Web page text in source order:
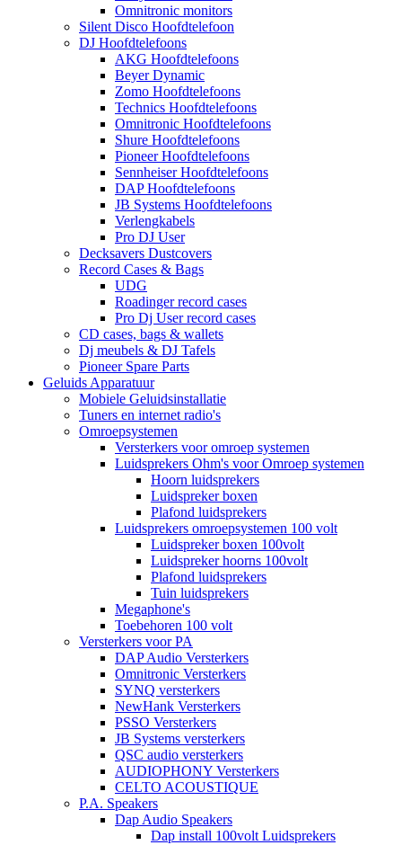
Omnitronic monitors
Silent Disco Hoofdtelefoon
DJ Hoofdtelefoons
AKG Hoofdtelefoons
Beyer Dynamic
Zomo Hoofdtelefoons
Technics Hoofdtelefoons
Omnitronic Hoofdtelefoons
Shure Hoofdtelefoons
Pioneer Hoofdtelefoons
Sennheiser Hoofdtelefoons
DAP Hoofdtelefoons
JB Systems Hoofdtelefoons
Verlengkabels
Pro DJ User
Decksavers Dustcovers
Record Cases & Bags
UDG
Roadinger record cases
Pro Dj User record cases
CD cases, bags & wallets
Dj meubels & DJ Tafels
Pioneer Spare Parts
Geluids Apparatuur
Mobiele Geluidsinstallatie
Tuners en internet radio's
Omroepsystemen
Versterkers voor omroep systemen
Luidsprekers Ohm's voor Omroep systemen
Hoorn luidsprekers
Luidspreker boxen
Plafond luidsprekers
Luidsprekers omroepsystemen 100 volt
Luidspreker boxen 100volt
Luidspreker hoorns 100volt
Plafond luidsprekers
Tuin luidsprekers
Megaphone's
Toebehoren 100 volt
Versterkers voor PA
DAP Audio Versterkers
Omnitronic Versterkers
SYNQ versterkers
NewHank Versterkers
PSSO Versterkers
JB Systems versterkers
QSC audio versterkers
AUDIOPHONY Versterkers
CELTO ACOUSTIQUE
P.A. Speakers
Dap Audio Speakers
Dap install 100volt Luidsprekers